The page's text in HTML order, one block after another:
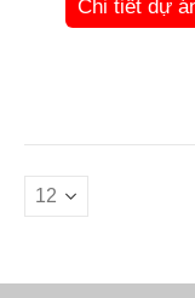
Chi tiết dự